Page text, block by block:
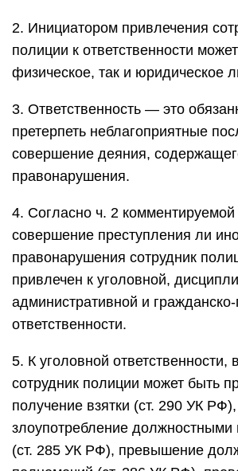
2. Инициатором привлечения
полиции к ответственности
физическое, так и юридическое
3. Ответственность — это
претерпеть неблагоприятные
совершение деяния,
правонарушения.
4. Согласно ч. 2 комментируемой
совершение преступления ли
правонарушения сотрудник
привлечен к уголовной,
административной и
ответственности.
5. К уголовной ответственности,
сотрудник полиции может быть
получение взятки (ст. 290 УК РФ),
злоупотребление
(ст. 285 УК РФ), превышение